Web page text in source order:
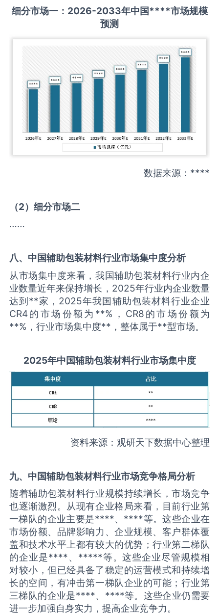
细分市场一： 2026-2033年中国****市场规模
预测
数据来源：****
（2）细分市场二
……
八、中国辅助包装材料行业市场集中度分析
从市场集中度来看，我国辅助包装材料行业内企
业数量近年来保持增长，2025年行业内企业数量
达到**家，2025年我国辅助包装材料行业企业
CR4的市场份额为**%，CR8的市场份额为
**%，行业市场集中度**，整体属于**型市场。
2025年中国辅助包装材料行业市场集中度
资料来源：观研天下数据中心整理
九、中国辅助包装材料行业市场竞争格局分析
随着辅助包装材料行业规模持续增长，市场竞争
也逐渐激烈。从现有企业格局来看，目前行业第
一梯队的企业主要是****、****等。这些企业在
市场份额、品牌影响力、企业规模、客户群体覆
盖和技术水平上都有较大的优势；行业第二梯队
的企业是****、*****等。这些企业尽管规模相
对较小，但已经具备了稳定的运营模式和持续增
长的空间，有冲击第一梯队企业的可能；行业第
三梯队的企业是****、****等。这些企业仍需要
进一步加强自身实力，提高企业竞争力。